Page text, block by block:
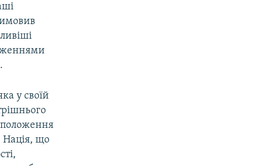
у своїй
положення
Нація, що